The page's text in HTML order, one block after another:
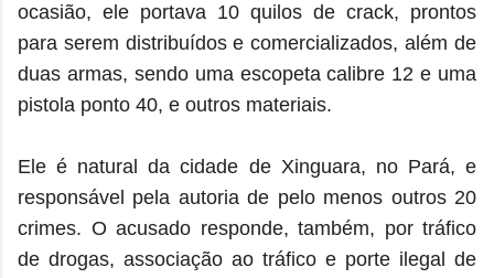
ocasião, ele portava 10 quilos de crack, prontos
para serem distribuídos e comercializados, além de
duas armas, sendo uma escopeta calibre 12 e uma
pistola ponto 40, e outros materiais.
Ele é natural da cidade de Xinguara, no Pará, e
responsável pela autoria de pelo menos outros 20
crimes. O acusado responde, também, por tráfico
de drogas, associação ao tráfico e porte ilegal de